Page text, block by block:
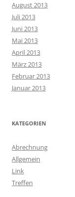
August 2013
Juli 2013
Juni 2013
Mai 2013
April 2013
März 2013
Februar 2013
Januar 2013
KATEGORIEN
Abrechnung
Allgemein
Link
Treffen